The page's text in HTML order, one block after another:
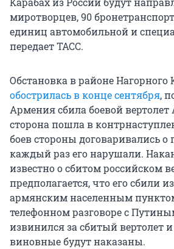
миротворцев, 90
единиц автомобильной и
передает ТАСС.
Обстановка в районе Нагорного
обострилась в конце сентября,
Армения сбила боевой
сторона пошла в
боев стороны договаривались
каждый раз его нарушали.
известно о сбитом российском
предполагается, что его сбили
армянским населенным
телефонном разговоре с
извинился за сбитый вертолет
виновные будут наказаны.